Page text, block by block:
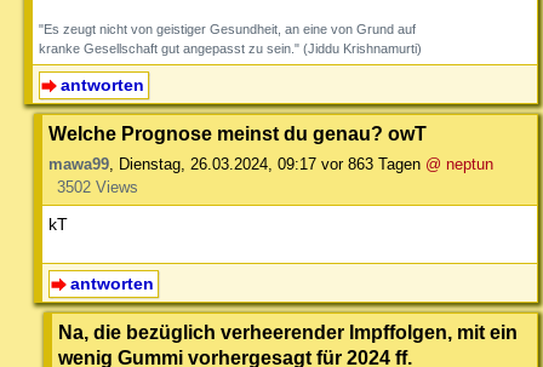
"Es zeugt nicht von geistiger Gesundheit, an eine von Grund auf
kranke Gesellschaft gut angepasst zu sein." (Jiddu Krishnamurti)
antworten
Welche Prognose meinst du genau? owT
mawa99, Dienstag, 26.03.2024, 09:17 vor 863 Tagen @ neptun
3502 Views
kT
antworten
Na, die bezüglich verheerender Impffolgen, mit ein
wenig Gummi vorhergesagt für 2024 ff.